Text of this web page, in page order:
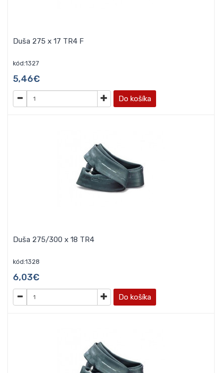
Duša 275 x 17 TR4 F
kód:1327
5,46€
Do košíka
Duša 275/300 x 18 TR4
kód:1328
6,03€
Do košíka